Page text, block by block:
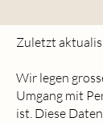
Zuletzt
Wir legen
Umgang mit
ist. Diese